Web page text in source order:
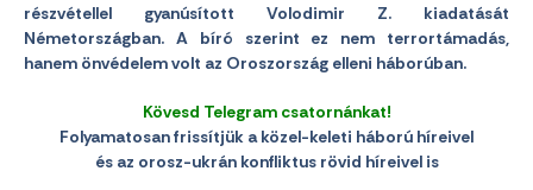
részvétellel gyanúsított Volodimir Z. kiadatását
Németországban. A bíró szerint ez nem terrortámadás,
hanem önvédelem volt az Oroszország elleni háborúban.
Kövesd Telegram csatornánkat!
Folyamatosan frissítjük a közel-keleti háború híreivel
és az orosz-ukrán konfliktus rövid híreivel is